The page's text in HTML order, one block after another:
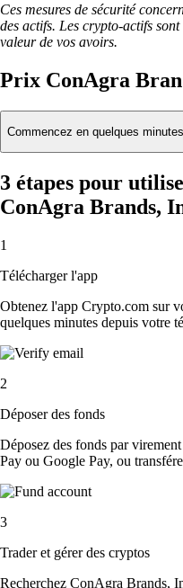
Ces mesures de sécurité
des actifs. Les crypto-actifs
valeur de vos avoirs.
Prix ConAgra
Commencez en quelques minutes
3 étapes pour
ConAgra Brands,
1
Télécharger l'app
Obtenez l'app Crypto.com sur
quelques minutes depuis votre
2
Déposer des fonds
Déposez des fonds par
Pay ou Google Pay, ou
3
Trader et gérer des cryptos
Recherchez ConAgra Brands,